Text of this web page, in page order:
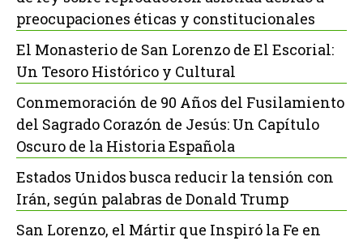
preocupaciones éticas y constitucionales
El Monasterio de San Lorenzo de El Escorial:
Un Tesoro Histórico y Cultural
Conmemoración de 90 Años del Fusilamiento
del Sagrado Corazón de Jesús: Un Capítulo
Oscuro de la Historia Española
Estados Unidos busca reducir la tensión con
Irán, según palabras de Donald Trump
San Lorenzo, el Mártir que Inspiró la Fe en